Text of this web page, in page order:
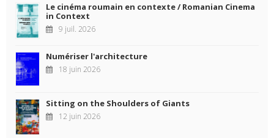
Le cinéma roumain en contexte / Romanian Cinema
in Context
9 juil. 2026
Numériser l'architecture
18 juin 2026
Sitting on the Shoulders of Giants
12 juin 2026